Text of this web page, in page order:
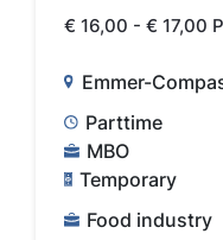
€ 16,00 - € 17,00
Emmer-
Parttime
MBO
Temporary
Food industry